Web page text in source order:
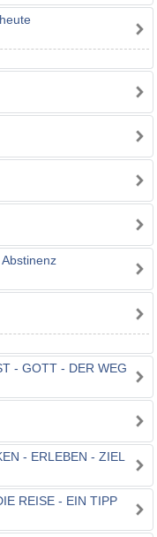
- GOTT - DER WEG
- ERLEBEN - ZIEL
REISE - EIN TIPP